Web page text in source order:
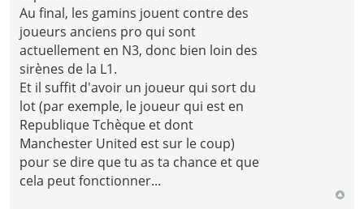
Au final, les gamins jouent contre des
joueurs anciens pro qui sont
actuellement en N3, donc bien loin des
sirènes de la L1.
Et il suffit d'avoir un joueur qui sort du
lot (par exemple, le joueur qui est en
Republique Tchèque et dont
Manchester United est sur le coup)
pour se dire que tu as ta chance et que
cela peut fonctionner...